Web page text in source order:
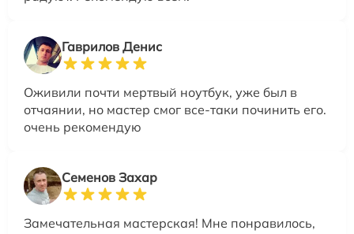
Гаврилов Денис
Оживили почти мертвый ноутбук, уже был в
отчаянии, но мастер смог все-таки починить его.
очень рекомендую
Семенов Захар
Замечательная мастерская! Мне понравилось,